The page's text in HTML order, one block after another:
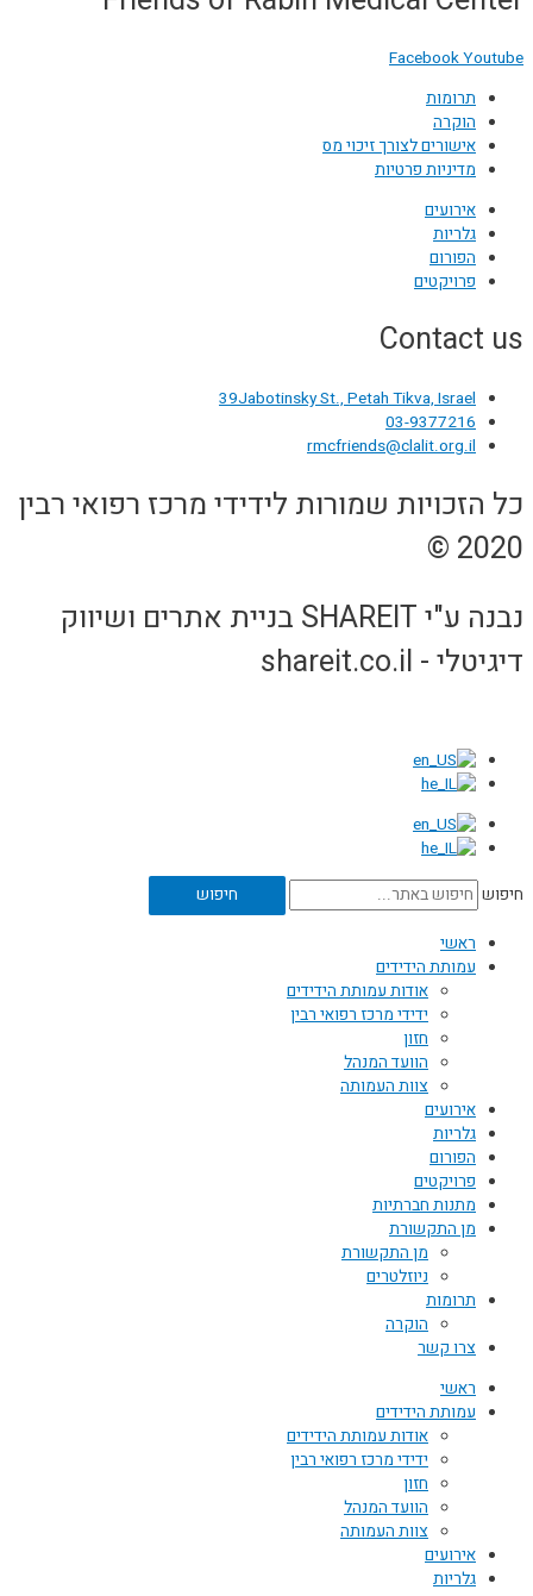
FacebookYoutube
תרומות
הוקרה
אישורים לצורך זיכוי מס
מדיניות פרטיות
אירועים
גלריות
הפורום
פרויקטים
Contact us
39Jabotinsky St., Petah Tikva, Israel
03-9377216
rmcfriends@clalit.org.il
כל הזכויות שמורות לידידי מרכז רפואי רבין
2020 ©
נבנה ע"י SHAREIT בניית אתרים ושיווק
דיגיטלי - shareit.co.il
חיפוש חיפוש
ראשי
עמותת הידידים
אודות עמותת הידידים
ידידי מרכז רפואי רבין
חזון
הוועד המנהל
צוות העמותה
אירועים
גלריות
הפורום
פרויקטים
מתנות חברתיות
מן התקשורת
מן התקשורת
ניוזלטרים
תרומות
הוקרה
צרו קשר
ראשי
עמותת הידידים
אודות עמותת הידידים
ידידי מרכז רפואי רבין
חזון
הוועד המנהל
צוות העמותה
אירועים
גלריות